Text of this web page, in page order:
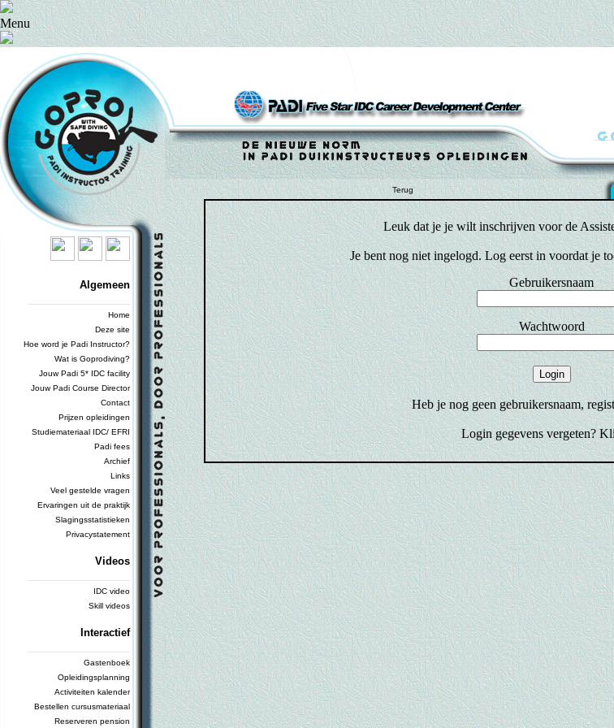
Menu
Algemeen
Home
Deze site
Hoe word je Padi Instructor?
Wat is Goprodiving?
Jouw Padi 5* IDC facility
Jouw Padi Course Director
Contact
Prijzen opleidingen
Studiemateriaal IDC/ EFRI
Padi fees
Archief
Links
Veel gestelde vragen
Ervaringen uit de praktijk
Slagingsstatistieken
Privacystatement
Videos
IDC video
Skill videos
Interactief
Gastenboek
Opleidingsplanning
Activiteiten kalender
Bestellen cursusmateriaal
Reserveren pension
Terug
Leuk dat je je wilt inschrijven voor de
Je bent nog niet ingelogd. Log eerst in voordat je
Gebruikersnaam
Wachtwoord
Heb je nog geen gebruikersnaam,
Login gegevens vergeten?